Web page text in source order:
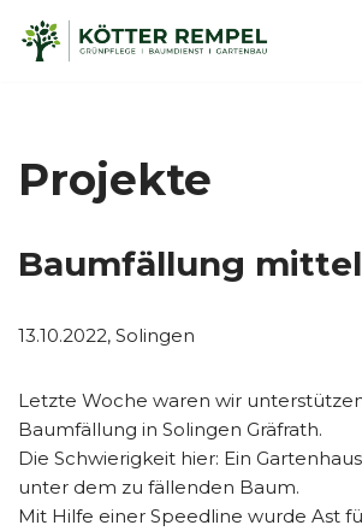
Zum
Projekte
Baumfällung
13.10.2022, Solingen
Letzte Woche waren wir
Baumfällung in Solingen Gräfrath.
Die Schwierigkeit hier: Ein
unter dem zu fällenden Baum.
Mit Hilfe einer Speedline wurde Ast